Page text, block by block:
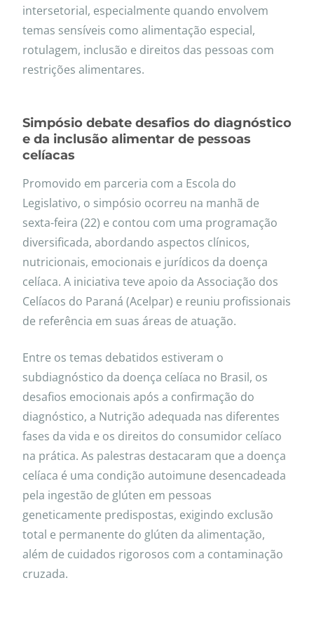
intersetorial, especialmente quando envolvem
temas sensíveis como alimentação especial,
rotulagem, inclusão e direitos das pessoas com
restrições alimentares.
Simpósio debate desafios do diagnóstico
e da inclusão alimentar de pessoas
celíacas
Promovido em parceria com a Escola do
Legislativo, o simpósio ocorreu na manhã de
sexta-feira (22) e contou com uma programação
diversificada, abordando aspectos clínicos,
nutricionais, emocionais e jurídicos da doença
celíaca. A iniciativa teve apoio da Associação dos
Celíacos do Paraná (Acelpar) e reuniu profissionais
de referência em suas áreas de atuação.
Entre os temas debatidos estiveram o
subdiagnóstico da doença celíaca no Brasil, os
desafios emocionais após a confirmação do
diagnóstico, a Nutrição adequada nas diferentes
fases da vida e os direitos do consumidor celíaco
na prática. As palestras destacaram que a doença
celíaca é uma condição autoimune desencadeada
pela ingestão de glúten em pessoas
geneticamente predispostas, exigindo exclusão
total e permanente do glúten da alimentação,
além de cuidados rigorosos com a contaminação
cruzada.